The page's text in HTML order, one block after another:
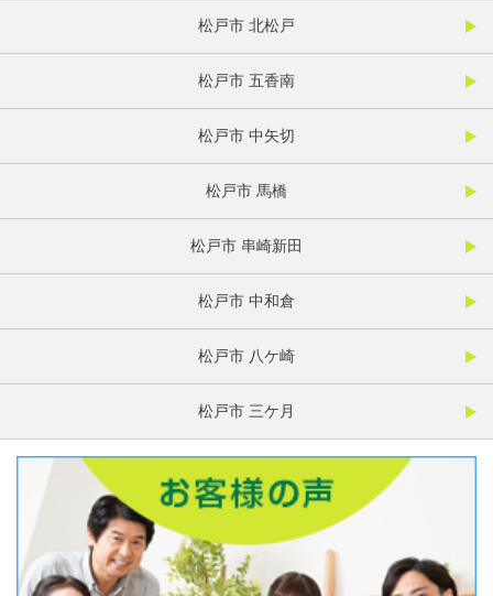
松戸市 北松戸
松戸市 五香南
松戸市 中矢切
松戸市 馬橋
松戸市 串崎新田
松戸市 中和倉
松戸市 八ケ崎
松戸市 三ケ月